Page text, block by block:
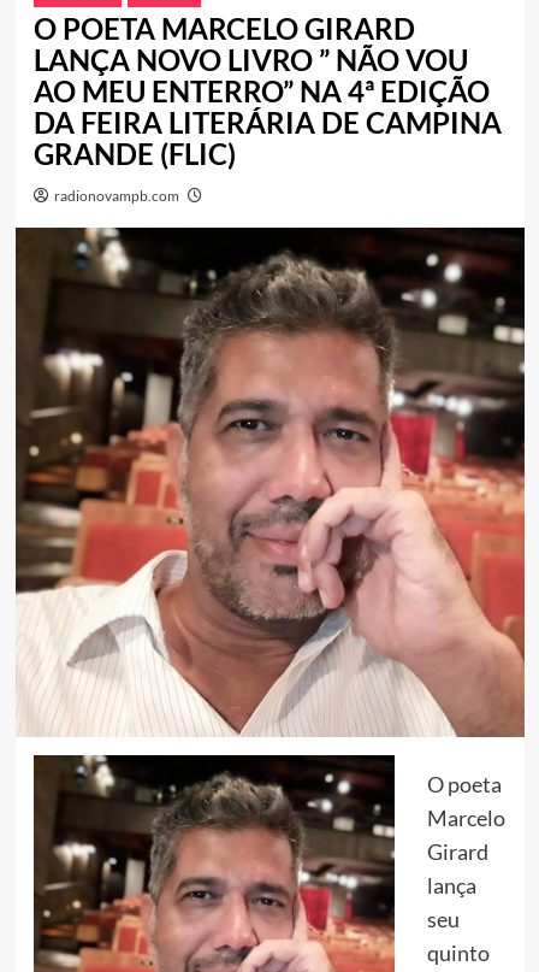
O POETA MARCELO GIRARD
LANÇA NOVO LIVRO ” NÃO VOU
AO MEU ENTERRO” NA 4ª EDIÇÃO
DA FEIRA LITERÁRIA DE CAMPINA
GRANDE (FLIC)
radionovampb.com
O poeta
Marcelo
Girard
lança
seu
quinto